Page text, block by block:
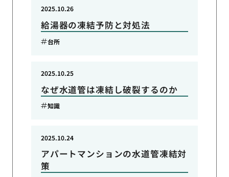
給湯器の凍結予防と対処法
2025.10.26
台所
なぜ水道管は凍結し破裂するのか
2025.10.25
知識
アパートマンションの水道管凍結対
策
2025.10.24